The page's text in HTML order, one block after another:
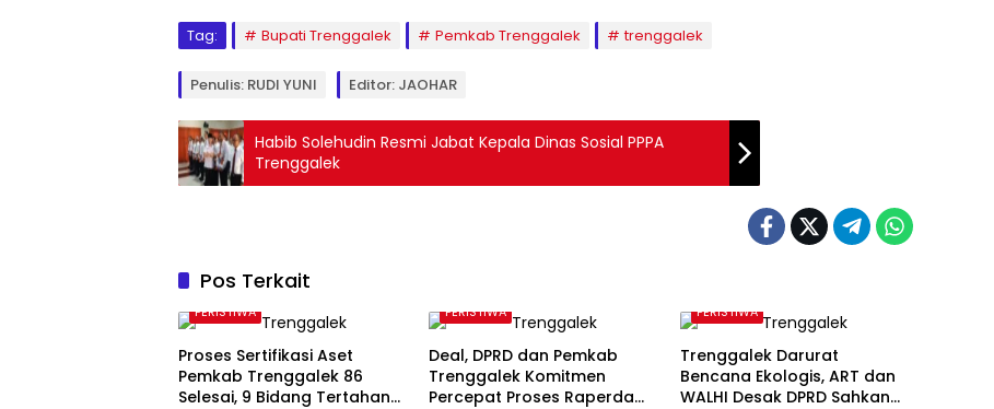
Tag: Bupati Trenggalek Pemkab Trenggalek trenggalek
Penulis: RUDI YUNI Editor: JAOHAR
Habib Solehudin Resmi Jabat Kepala Dinas Sosial PPPA
Trenggalek
Pos Terkait
PERISTIWA
Proses Sertifikasi Aset
Pemkab Trenggalek 86
Selesai, 9 Bidang Tertahan
PERISTIWA
Deal, DPRD dan Pemkab
Trenggalek Komitmen
Percepat Proses Raperda
PERISTIWA
Trenggalek Darurat
Bencana Ekologis, ART dan
WALHI Desak DPRD Sahkan